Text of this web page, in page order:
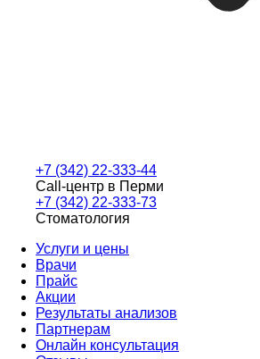
+7 (342) 22-333-44
Call-центр в Перми
+7 (342) 22-333-73
Стоматология
Услуги и цены
Врачи
Прайс
Акции
Результаты анализов
Партнерам
Онлайн консультация